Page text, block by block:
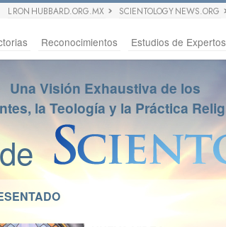
L RON HUBBARD.ORG.MX SCIENTOLOGY NEWS.ORG
Reconocimientos Estudios de Expertos
Una Visión Exhaustiva de los
la Teología y la Práctica